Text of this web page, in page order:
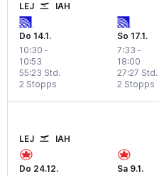
LEJ IAH
Do 14.1.
10:30 -
10:53
2 Stopps
55:23 Std.
So 17.1.
7:33 -
18:00
2 Stopps
27:27 Std.
LEJ IAH
Do 24.12.
Sa 9.1.